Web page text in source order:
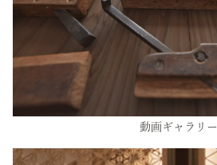
動画ギャラリー